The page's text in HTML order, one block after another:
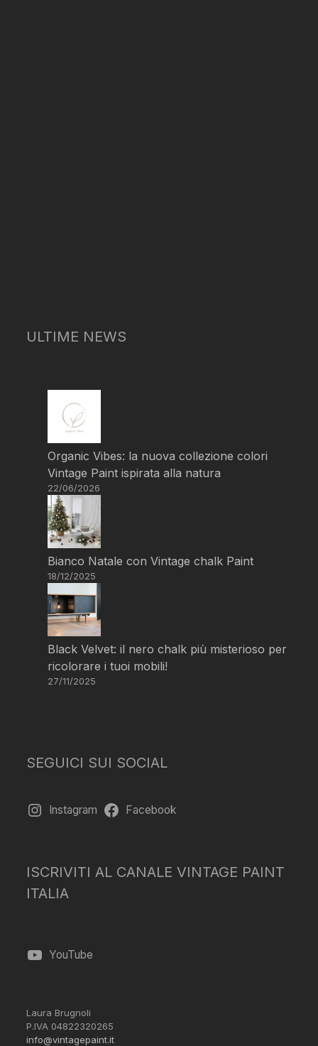
ULTIME NEWS
Organic Vibes: la nuova collezione colori
Vintage Paint ispirata alla natura
22/06/2026
Bianco Natale con Vintage chalk Paint
18/12/2025
Black Velvet: il nero chalk più misterioso per
ricolorare i tuoi mobili!
27/11/2025
SEGUICI SUI SOCIAL
Instagram Facebook
ISCRIVITI AL CANALE VINTAGE PAINT
ITALIA
YouTube
Laura Brugnoli
P.IVA 04822320265
info@vintagepaint.it